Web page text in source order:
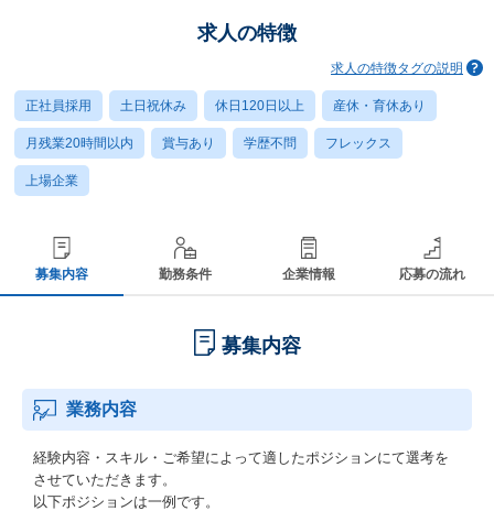
求人の特徴
求人の特徴タグの説明
正社員採用 土日祝休み 休日120日以上 産休・育休あり
月残業20時間以内 賞与あり 学歴不問 フレックス
上場企業
募集内容 勤務条件 企業情報 応募の流れ
募集内容
業務内容
経験内容・スキル・ご希望によって適したポジションにて選考を
させていただきます。
以下ポジションは一例です。